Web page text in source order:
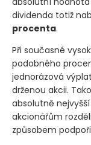
dividenda totiž
procenta.
Při současné
podobného
jednorázová
drženou akcii.
absolutně
akcionářům
způsobem